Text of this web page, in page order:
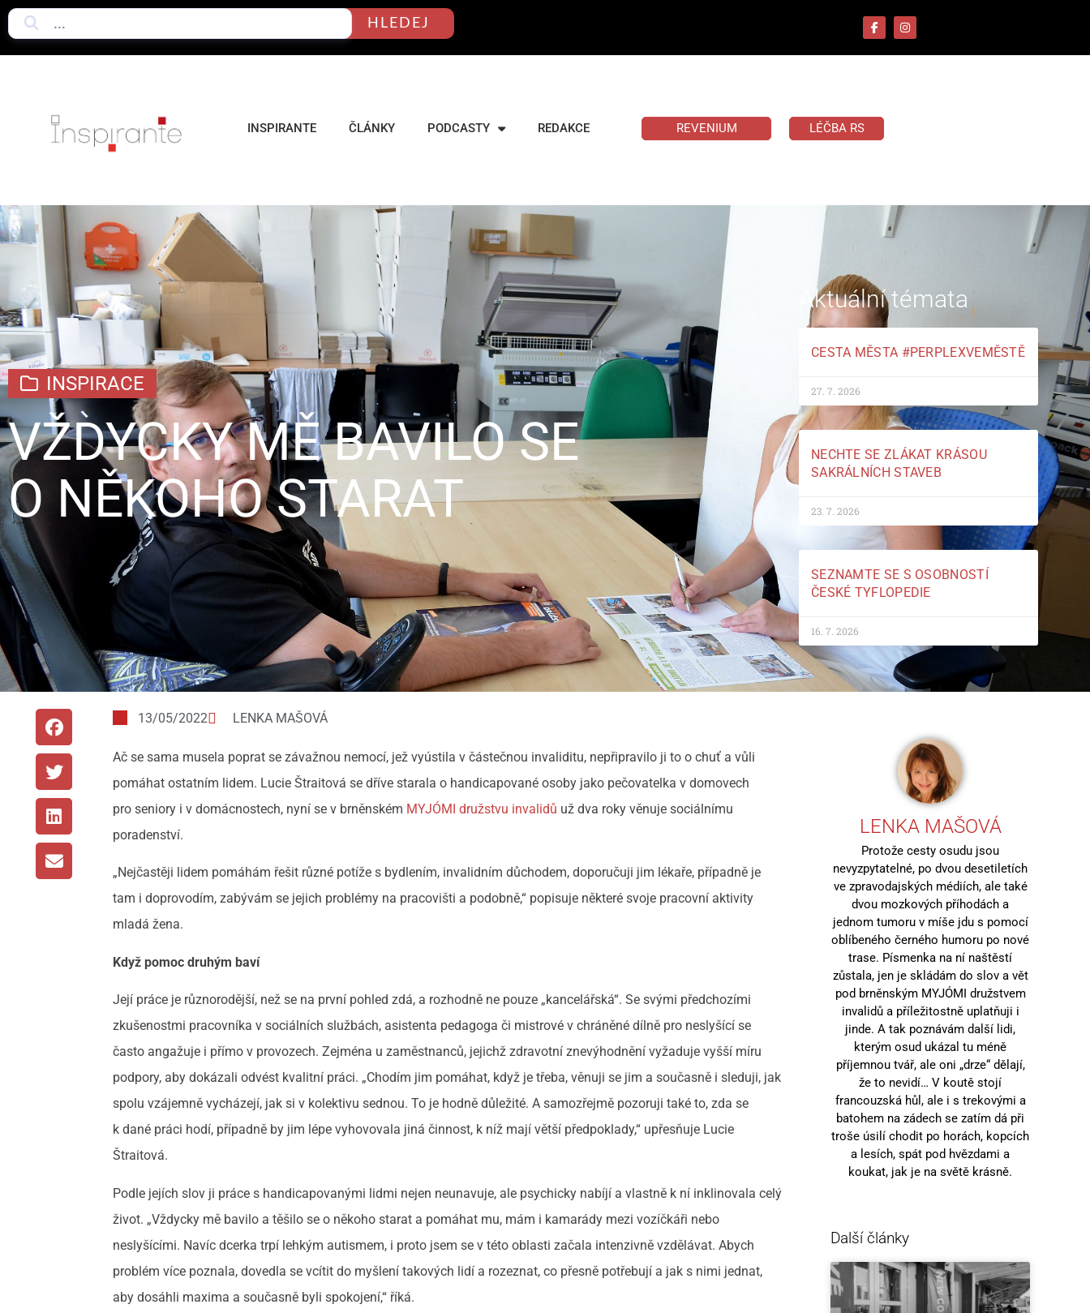
HLEDEJ
INSPIRANTE ČLÁNKY PODCASTY REDAKCE REVENIUM LÉČBA RS
INSPIRACE
VŽDYCKY MĚ BAVILO SE
O NĚKOHO STARAT
Aktuální témata
CESTA MĚSTA #PERPLEXVEMĚSTĚ
27. 7. 2026
NECHTE SE ZLÁKAT KRÁSOU
SAKRÁLNÍCH STAVEB
23. 7. 2026
SEZNAMTE SE S OSOBNOSTÍ
ČESKÉ TYFLOPEDIE
16. 7. 2026
13/05/2022 LENKA MAŠOVÁ
Ač se sama musela poprat se závažnou nemocí, jež vyústila v částečnou invaliditu, nepřipravilo ji to o chuť a vůli
pomáhat ostatním lidem. Lucie Štraitová se dříve starala o handicapované osoby jako pečovatelka v domovech
pro seniory i v domácnostech, nyní se v brněnském MYJÓMI družstvu invalidů už dva roky věnuje sociálnímu
poradenství.
„Nejčastěji lidem pomáhám řešit různé potíže s bydlením, invalidním důchodem, doporučuji jim lékaře, případně je
tam i doprovodím, zabývám se jejich problémy na pracovišti a podobně,“ popisuje některé svoje pracovní aktivity
mladá žena.
Když pomoc druhým baví
Její práce je různorodější, než se na první pohled zdá, a rozhodně ne pouze „kancelářská“. Se svými předchozími
zkušenostmi pracovníka v sociálních službách, asistenta pedagoga či mistrové v chráněné dílně pro neslyšící se
často angažuje i přímo v provozech. Zejména u zaměstnanců, jejichž zdravotní znevýhodnění vyžaduje vyšší míru
podpory, aby dokázali odvést kvalitní práci. „Chodím jim pomáhat, když je třeba, věnuji se jim a současně i sleduji, jak
spolu vzájemně vycházejí, jak si v kolektivu sednou. To je hodně důležité. A samozřejmě pozoruji také to, zda se
k dané práci hodí, případně by jim lépe vyhovovala jiná činnost, k níž mají větší předpoklady,“ upřesňuje Lucie
Štraitová.
Podle jejích slov ji práce s handicapovanými lidmi nejen neunavuje, ale psychicky nabíjí a vlastně k ní inklinovala celý
život. „Vždycky mě bavilo a těšilo se o někoho starat a pomáhat mu, mám i kamarády mezi vozíčkáři nebo
neslyšícími. Navíc dcerka trpí lehkým autismem, i proto jsem se v této oblasti začala intenzivně vzdělávat. Abych
problém více poznala, dovedla se vcítit do myšlení takových lidí a rozeznat, co přesně potřebují a jak s nimi jednat,
aby dosáhli maxima a současně byli spokojení,“ říká.
LENKA MAŠOVÁ
Protože cesty osudu jsou
nevyzpytatelné, po dvou desetiletích
ve zpravodajských médiích, ale také
dvou mozkových příhodách a
jednom tumoru v míše jdu s pomocí
oblíbeného černého humoru po nové
trase. Písmenka na ní naštěstí
zůstala, jen je skládám do slov a vět
pod brněnským MYJÓMI družstvem
invalidů a příležitostně uplatňuji i
jinde. A tak poznávám další lidi,
kterým osud ukázal tu méně
příjemnou tvář, ale oni „drze“ dělají,
že to nevidí… V koutě stojí
francouzská hůl, ale i s trekovými a
batohem na zádech se zatím dá při
troše úsilí chodit po horách, kopcích
a lesích, spát pod hvězdami a
koukat, jak je na světě krásně.
Další články